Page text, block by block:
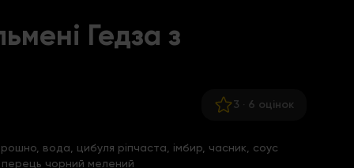
Гедза з
3 · 6 оцінок
вода, цибуля ріпчаста, імбир, часник, соус
перець чорний мелений